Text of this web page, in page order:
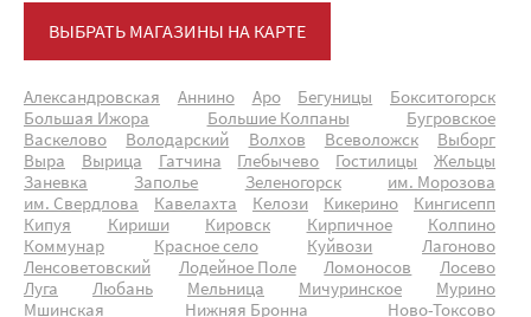
ВЫБРАТЬ МАГАЗИНЫ НА КАРТЕ
Александровская Аннино Аро Бегуницы
Бокситогорск
Большая Ижора
Большие Колпаны
Бугровское
Васкелово
Володарский Волхов Всеволожск
Выборг
Выра
Вырица Гатчина Глебычево Гостилицы
Жельцы
Заневка
Заполье Зеленогорск
им. Морозова
им. Свердлова
Кавелахта Келози Кикерино
Кингисепп
Кипуя
Кириши Кировск Кирпичное
Колпино
Коммунар
Красное село Куйвози
Лагоново
Ленсоветовский
Лодейное Поле Ломоносов
Лосево
Луга
Любань Мельница Мичуринское
Мурино
Мшинская
Нижняя Бронна Ново-Токсово